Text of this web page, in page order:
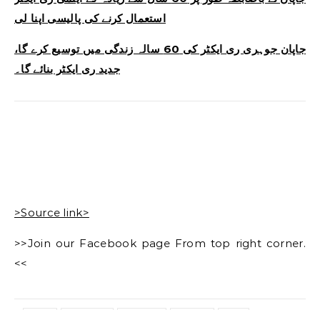
استعمال کرنے کی پالیسی اپنا لی
جاپان جوہری ری ایکٹر کی 60 سالہ زندگی میں توسیع کرے گا،
جدید ری ایکٹر بنائے گا۔
>Source link>
>>Join our Facebook page From top right corner.
<<